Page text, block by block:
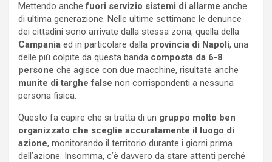
Mettendo anchefuori servizio sistemi di allarme anche
di ultima generazione. Nelle ultime settimane le denunce
dei cittadini sono arrivate dalla stessa zona, quella della
Campania ed in particolare dalla provincia di Napoli, una
delle più colpite da questa banda composta da 6-8
persone che agisce con due macchine, risultate anche
munite di targhe false non corrispondenti a nessuna
persona fisica.
Questo fa capire che si tratta di un gruppo molto ben
organizzato che sceglie accuratamente il luogo di
azione, monitorando il territorio durante i giorni prima
dell’azione. Insomma, c’è davvero da stare attenti perché